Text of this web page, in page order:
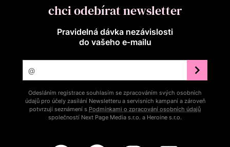
chci odebírat newsletter
Pravidelná dávka nezávislosti
do vašeho e‑mailu
Odesláním registrace souhlasím se zpracováním svých osobních
údajů pro účely zasílání Newsletteru a servisních kampaní a zároveň
potvrzuji seznámení s Podmínkami o zpracování osobních údajů
společností Next Page Media s.r.o. a Heroine s.r.o.